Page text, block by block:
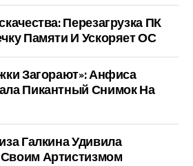
Перезагрузка ПК
Памяти И Ускоряет ОС
Загорают»: Анфиса
Пикантный Снимок На
Галкина Удивила
Артистизмом